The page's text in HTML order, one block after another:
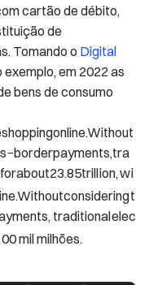
cartão de débito,
de
Tomando o Digital
exemplo, em 2022 as
bens de consumo
shoppingonline.Without
s−borderpayments,tra
forabout23.85trillion,wi
ine.Withoutconsideringt
yments, traditionalelec
mil milhões.